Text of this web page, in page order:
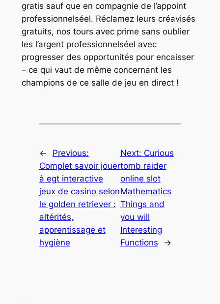
gratis sauf que en compagnie de l’appoint
professionnelséel. Réclamez leurs créavisés
gratuits, nos tours avec prime sans oublier
les l’argent professionnelséel avec
progresser des opportunités pour encaisser
– ce qui vaut de même concernant les
champions de ce salle de jeu en direct !
←
Previous:
Complet savoir jouer
à egt interactive
jeux de casino selon
le golden retriever :
altérités,
apprentissage et
hygiène
Next: Curious
tomb raider
online slot
Mathematics
Things and
you will
Interesting
Functions
→